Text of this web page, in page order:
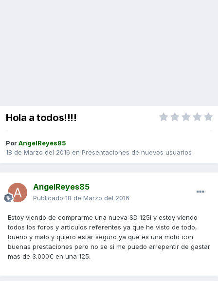
Hola a todos!!!!
PorAngelReyes85
18 de Marzo del 2016 en Presentaciones de nuevos usuarios
AngelReyes85
Publicado 18 de Marzo del 2016
Estoy viendo de comprarme una nueva SD 125i y estoy viendo
todos los foros y articulos referentes ya que he visto de todo,
bueno y malo y quiero estar seguro ya que es una moto con
buenas prestaciones pero no se si me puedo arrepentir de gastar
mas de 3.000€ en una 125.